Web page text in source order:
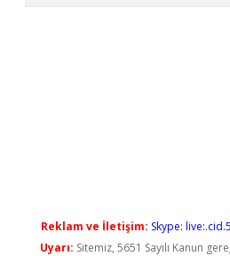
Reklam ve İletişim: Skype:
Uyarı: Sitemiz, 5651 Sayılı Kanun